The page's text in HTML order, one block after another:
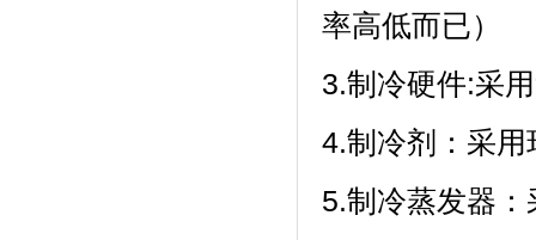
率高低而已）
3.制冷硬件:采用“
4.制冷剂
5.制冷蒸发器